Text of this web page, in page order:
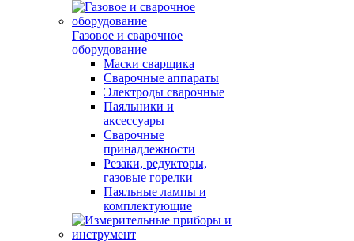
Газовое и сварочное
оборудование
Маски сварщика
Сварочные аппараты
Электроды сварочные
Паяльники и
аксессуары
Сварочные
принадлежности
Резаки, редукторы,
газовые горелки
Паяльные лампы и
комплектующие